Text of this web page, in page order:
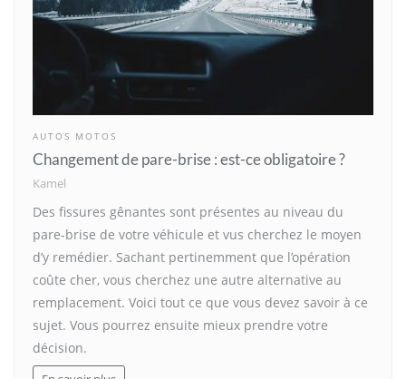
AUTOS MOTOS
Changement de pare-brise : est-ce obligatoire ?
Kamel
Des fissures gênantes sont présentes au niveau du
pare-brise de votre véhicule et vus cherchez le moyen
d’y remédier. Sachant pertinemment que l’opération
coûte cher, vous cherchez une autre alternative au
remplacement. Voici tout ce que vous devez savoir à ce
sujet. Vous pourrez ensuite mieux prendre votre
décision.